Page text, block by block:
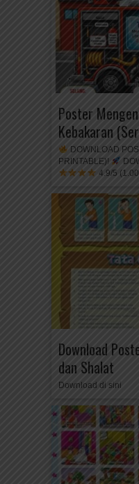
Poster
Kebakaran
DOWNLOAD
PRINTABLE)!
4.9/5
Download
dan Shalat
Download di sini